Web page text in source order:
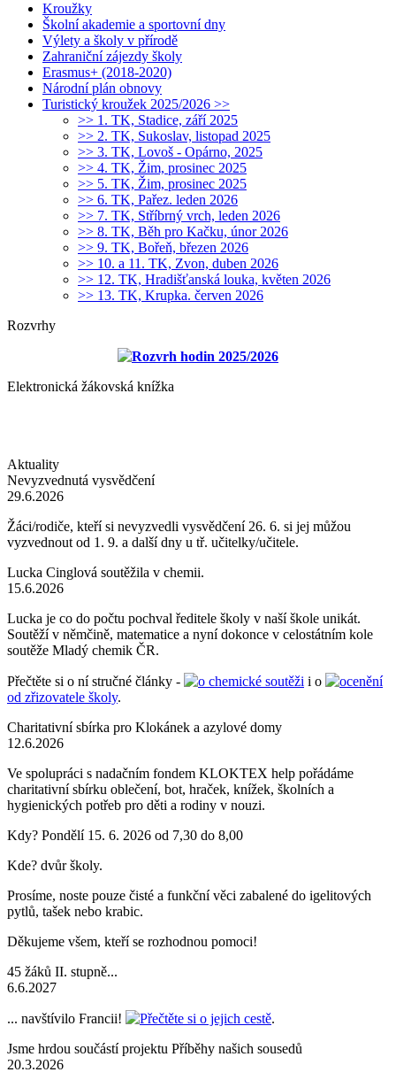
Kroužky
Školní akademie a sportovní dny
Výlety a školy v přírodě
Zahraniční zájezdy školy
Erasmus+ (2018-2020)
Národní plán obnovy
Turistický kroužek 2025/2026 >>
>> 1. TK, Stadice, září 2025
>> 2. TK, Sukoslav, listopad 2025
>> 3. TK, Lovoš - Opárno, 2025
>> 4. TK, Žim, prosinec 2025
>> 5. TK, Žim, prosinec 2025
>> 6. TK, Pařez. leden 2026
>> 7. TK, Stříbrný vrch, leden 2026
>> 8. TK, Běh pro Kačku, únor 2026
>> 9. TK, Bořeň, březen 2026
>> 10. a 11. TK, Zvon, duben 2026
>> 12. TK, Hradišťanská louka, květen 2026
>> 13. TK, Krupka. červen 2026
Rozvrhy
Rozvrh hodin 2025/2026
Elektronická žákovská knížka
Aktuality
Nevyzvednutá vysvědčení
29.6.2026
Žáci/rodiče, kteří si nevyzvedli vysvědčení 26. 6. si jej můžou
vyzvednout od 1. 9. a další dny u tř. učitelky/učitele.
Lucka Cinglová soutěžila v chemii.
15.6.2026
Lucka je co do počtu pochval ředitele školy v naší škole unikát.
Soutěží v němčině, matematice a nyní dokonce v celostátním kole
soutěže Mladý chemik ČR.
Přečtěte si o ní stručné články - o chemické soutěži i o
ocenění
od zřizovatele školy.
Charitativní sbírka pro Klokánek a azylové domy
12.6.2026
Ve spolupráci s nadačním fondem KLOKTEX help pořádáme
charitativní sbírku oblečení, bot, hraček, knížek, školních a
hygienických potřeb pro děti a rodiny v nouzi.
Kdy? Pondělí 15. 6. 2026 od 7,30 do 8,00
Kde? dvůr školy.
Prosíme, noste pouze čisté a funkční věci zabalené do igelitových
pytlů, tašek nebo krabic.
Děkujeme všem, kteří se rozhodnou pomoci!
45 žáků II. stupně...
6.6.2027
... navštívilo Francii! Přečtěte si o jejich cestě.
Jsme hrdou součástí projektu Příběhy našich sousedů
20.3.2026